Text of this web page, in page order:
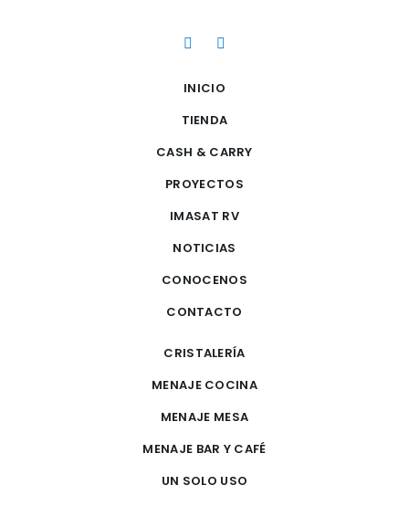
INICIO
TIENDA
CASH & CARRY
PROYECTOS
IMASAT RV
NOTICIAS
CONOCENOS
CONTACTO
CRISTALERÍA
MENAJE COCINA
MENAJE MESA
MENAJE BAR Y CAFÉ
UN SOLO USO